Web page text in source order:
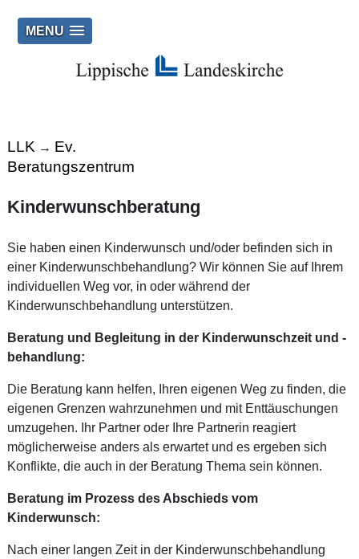
MENU
LLK → Ev.
Beratungszentrum
Kinderwunschberatung
Sie haben einen Kinderwunsch und/oder befinden sich in
einer Kinderwunschbehandlung? Wir können Sie auf Ihrem
individuellen Weg vor, in oder während der
Kinderwunschbehandlung unterstützen.
Beratung und Begleitung in der Kinderwunschzeit und -
behandlung:
Die Beratung kann helfen, Ihren eigenen Weg zu finden, die
eigenen Grenzen wahrzunehmen und mit Enttäuschungen
umzugehen. Ihr Partner oder Ihre Partnerin reagiert
möglicherweise anders als erwartet und es ergeben sich
Konflikte, die auch in der Beratung Thema sein können.
Beratung im Prozess des Abschieds vom
Kinderwunsch:
Nach einer langen Zeit in der Kinderwunschbehandlung